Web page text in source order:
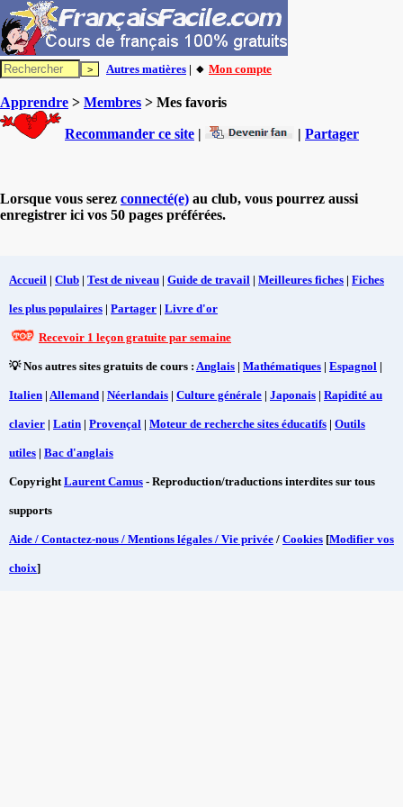
Autres matières | 🔸 Mon compte
Apprendre > Membres > Mes favoris
Recommander ce site | | Partager
Lorsque vous serez connecté(e) au club, vous pourrez aussi
enregistrer ici vos 50 pages préférées.
Accueil | Club | Test de niveau | Guide de travail | Meilleures fiches | Fiches
les plus populaires | Partager | Livre d'or
Recevoir 1 leçon gratuite par semaine
💡 Nos autres sites gratuits de cours : Anglais | Mathématiques | Espagnol |
Italien | Allemand | Néerlandais | Culture générale | Japonais | Rapidité au
clavier | Latin | Provençal | Moteur de recherche sites éducatifs | Outils
utiles | Bac d'anglais
CopyrightLaurent Camus - Reproduction/traductions interdites sur tous
supports
Aide / Contactez-nous / Mentions légales / Vie privée / Cookies [Modifier vos
choix]